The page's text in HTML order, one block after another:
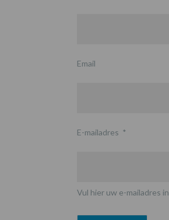
Email
E-mailadres *
Vul hier uw e-mailadres in